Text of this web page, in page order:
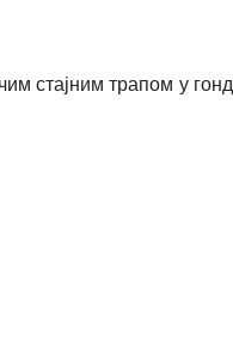
стајним трапом у